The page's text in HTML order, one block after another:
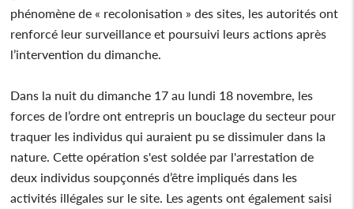
phénomène de « recolonisation » des sites, les autorités ont
renforcé leur surveillance et poursuivi leurs actions après
l’intervention du dimanche.
Dans la nuit du dimanche 17 au lundi 18 novembre, les
forces de l’ordre ont entrepris un bouclage du secteur pour
traquer les individus qui auraient pu se dissimuler dans la
nature. Cette opération s'est soldée par l'arrestation de
deux individus soupçonnés d’être impliqués dans les
activités illégales sur le site. Les agents ont également saisi